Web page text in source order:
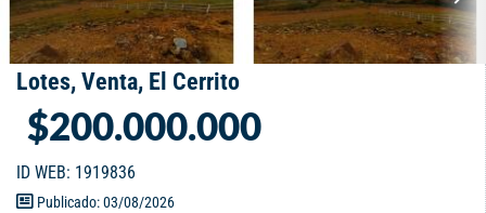
Lotes, Venta, El Cerrito
$200.000.000
ID WEB: 1919836
Publicado: 03/08/2026